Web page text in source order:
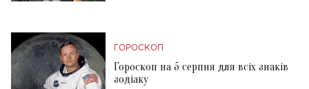
ГОРОСКОП
Гороскоп на 5 серпня для всіх знаків
зодіаку